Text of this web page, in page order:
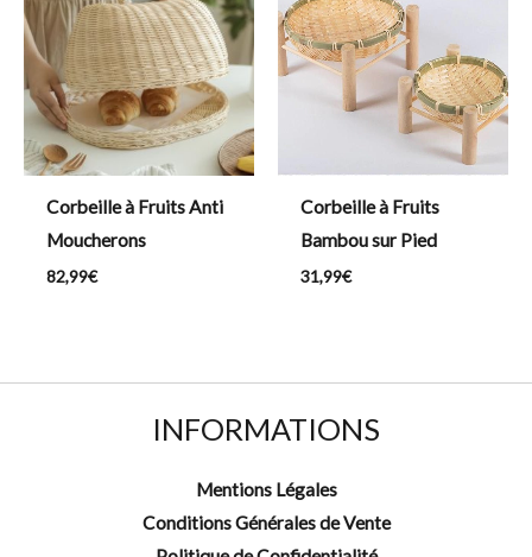
Corbeille à Fruits Anti
Moucherons
82,99€
Corbeille à Fruits
Bambou sur Pied
31,99€
INFORMATIONS
Mentions Légales
Conditions Générales de Vente